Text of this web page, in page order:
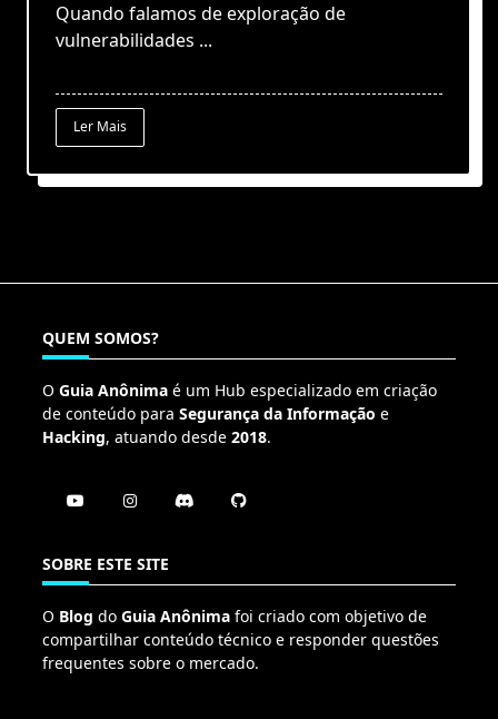
Quando falamos de exploração de
vulnerabilidades ...
Ler Mais
QUEM SOMOS?
O Guia Anônima é um Hub especializado em criação
de conteúdo para Segurança da Informação e
Hacking, atuando desde 2018.
SOBRE ESTE SITE
O Blog do Guia Anônima foi criado com objetivo de
compartilhar conteúdo técnico e responder questões
frequentes sobre o mercado.